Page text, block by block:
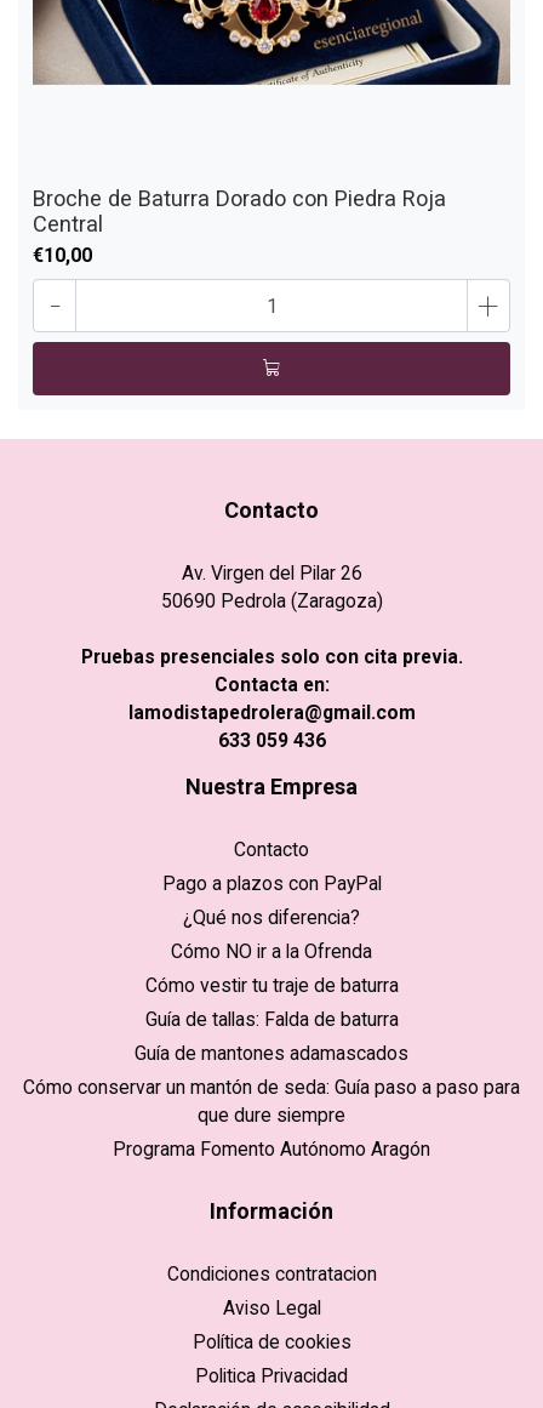
Broche de Baturra Dorado con Piedra Roja
Central
€10,00
- +
Contacto
Av. Virgen del Pilar 26
50690 Pedrola (Zaragoza)
Pruebas presenciales solo con cita previa.
Contacta en:
lamodistapedrolera@gmail.com
633 059 436
Nuestra Empresa
Contacto
Pago a plazos con PayPal
¿Qué nos diferencia?
Cómo NO ir a la Ofrenda
Cómo vestir tu traje de baturra
Guía de tallas: Falda de baturra
Guía de mantones adamascados
Cómo conservar un mantón de seda: Guía paso a paso para
que dure siempre
Programa Fomento Autónomo Aragón
Información
Condiciones contratacion
Aviso Legal
Política de cookies
Politica Privacidad